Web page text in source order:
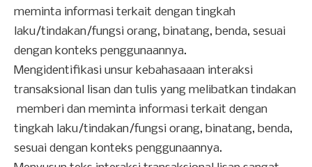
meminta informasi terkait dengan tingkah
laku/tindakan/fungsi orang, binatang, benda, sesuai
dengan konteks penggunaannya.
Mengidentifikasi unsur kebahasaaan interaksi
transaksional lisan dan tulis yang melibatkan tindakan
memberi dan meminta informasi terkait dengan
tingkah laku/tindakan/fungsi orang, binatang, benda,
sesuai dengan konteks penggunaannya.